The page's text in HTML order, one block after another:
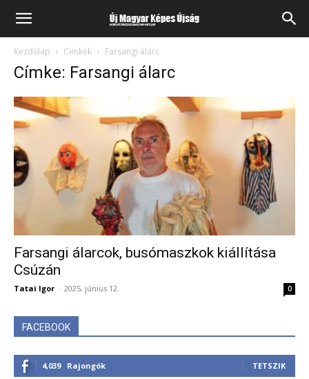
Kezdőlap Címkék Farsangi álarc
Címke: Farsangi álarc
Farsangi álarcok, busómaszkok kiállítása
Csúzán
Tatai Igor - 2025, június 12. 0
FACEBOOK
4,039 Rajongók TETSZIK